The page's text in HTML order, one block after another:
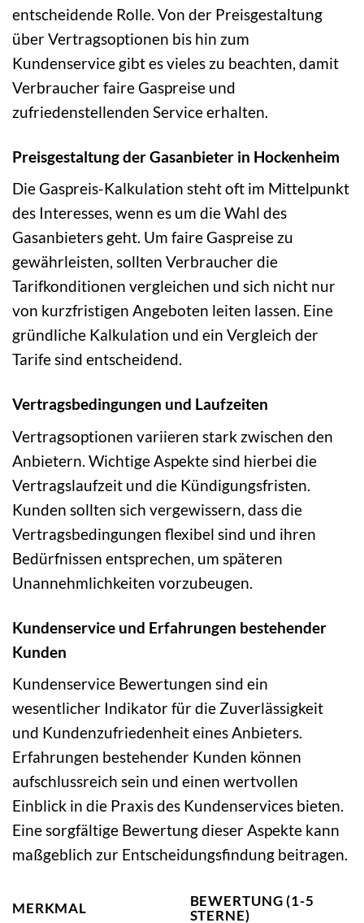
entscheidende Rolle. Von der Preisgestaltung
über Vertragsoptionen bis hin zum
Kundenservice gibt es vieles zu beachten, damit
Verbraucher faire Gaspreise und
zufriedenstellenden Service erhalten.
Preisgestaltung der Gasanbieter in Hockenheim
Die Gaspreis-Kalkulation steht oft im Mittelpunkt
des Interesses, wenn es um die Wahl des
Gasanbieters geht. Um faire Gaspreise zu
gewährleisten, sollten Verbraucher die
Tarifkonditionen vergleichen und sich nicht nur
von kurzfristigen Angeboten leiten lassen. Eine
gründliche Kalkulation und ein Vergleich der
Tarife sind entscheidend.
Vertragsbedingungen und Laufzeiten
Vertragsoptionen variieren stark zwischen den
Anbietern. Wichtige Aspekte sind hierbei die
Vertragslaufzeit und die Kündigungsfristen.
Kunden sollten sich vergewissern, dass die
Vertragsbedingungen flexibel sind und ihren
Bedürfnissen entsprechen, um späteren
Unannehmlichkeiten vorzubeugen.
Kundenservice und Erfahrungen bestehender
Kunden
Kundenservice Bewertungen sind ein
wesentlicher Indikator für die Zuverlässigkeit
und Kundenzufriedenheit eines Anbieters.
Erfahrungen bestehender Kunden können
aufschlussreich sein und einen wertvollen
Einblick in die Praxis des Kundenservices bieten.
Eine sorgfältige Bewertung dieser Aspekte kann
maßgeblich zur Entscheidungsfindung beitragen.
MERKMAL
BEWERTUNG (1-5
STERNE)